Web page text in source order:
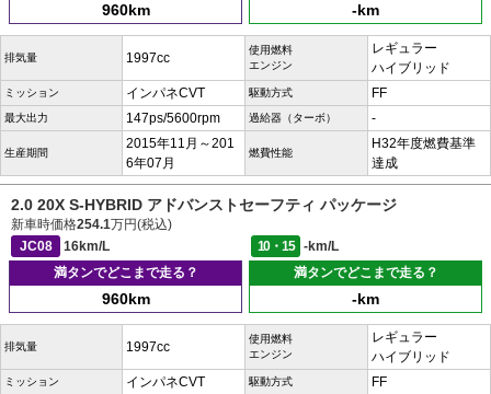
960km -km
排気量 1997cc
使用燃料
エンジン
レギュラー
ハイブリッド
ミッション インパネCVT 駆動方式 FF
最大出力 147ps/5600rpm 過給器（ターボ） -
生産期間
2015年11月～201
6年07月
燃費性能
H32年度燃費基準
達成
2.0 20X S-HYBRID アドバンストセーフティ パッケージ
新車時価格254.1万円(税込)
JC08
16km/L 10・15
-km/L
満タンでどこまで走る？
960km
満タンでどこまで走る？
-km
排気量 1997cc
使用燃料
エンジン
レギュラー
ハイブリッド
ミッション インパネCVT 駆動方式 FF